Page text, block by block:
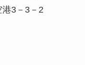
3－3－2